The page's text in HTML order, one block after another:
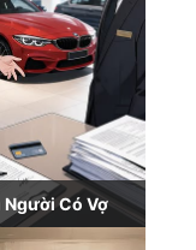
Người Có Vợ